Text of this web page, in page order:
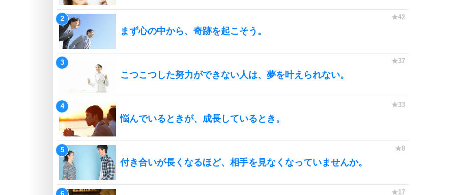
まず心の中から、奇跡を起こそう。
こつこつした努力ができない人は、夢を叶えられない。
悩んでいるときが、成長しているとき。
付き合いが長くなるほど、相手を見なくなっていませんか。